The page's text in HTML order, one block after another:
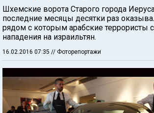
Шхемские ворота Старого города
последние месяцы десятки раз
рядом с которым арабские террористы
нападения на израильтян.
16.02.2016 07:35 // Фоторепортажи